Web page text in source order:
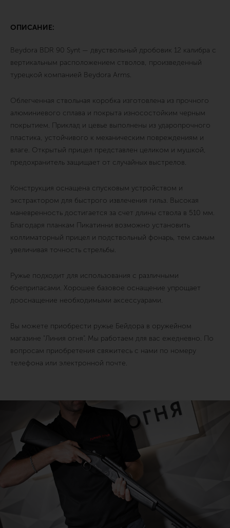
ОПИСАНИЕ:
Beydora BDR 90 Synt — двуствольный дробовик 12 калибра с
вертикальным расположением стволов, произведенный
турецкой компанией Beydora Arms.
Облегченная ствольная коробка изготовлена из прочного
алюминиевого сплава и покрыта износостойким черным
покрытием. Приклад и цевье выполнены из ударопрочного
пластика, устойчивого к механическим повреждениям и
влаге. Открытый прицел представлен целиком и мушкой,
предохранитель защищает от случайных выстрелов.
Конструкция оснащена спусковым устройством и
экстрактором для быстрого извлечения гильз. Высокая
маневренность достигается за счет длины ствола в 510 мм.
Благодаря планкам Пикатинни возможно установить
коллиматорный прицел и подствольный фонарь, тем самым
увеличивая точность стрельбы.
Ружье подходит для использования с различными
боеприпасами. Хорошее базовое оснащение упрощает
дооснащение необходимыми аксессуарами.
Вы можете приобрести ружье Бейдора в оружейном
магазине "Линия огня". Мы работаем для вас ежедневно. По
вопросам приобретения свяжитесь с нами по номеру
телефона или электронной почте.